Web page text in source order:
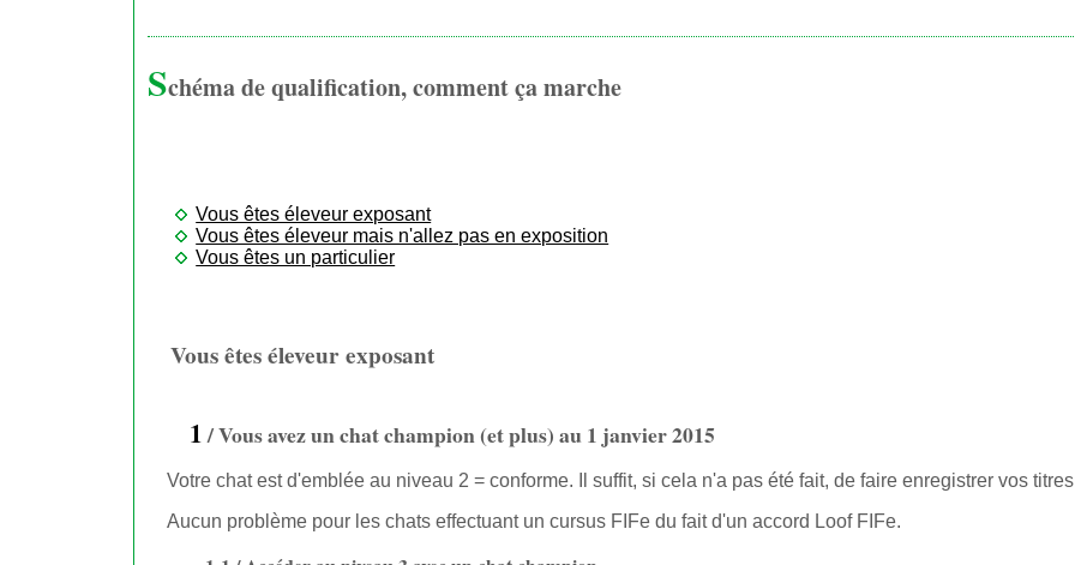
Schéma de qualification, comment ça marche
Vous êtes éleveur exposant
Vous êtes éleveur mais n'allez pas en exposition
Vous êtes un particulier
Vous êtes éleveur exposant
1/ Vous avez un chat champion (et plus) au 1 janvier 2015
Votre chat est d'emblée au niveau 2 = conforme. Il suffit, si cela n'a pas été fait, de faire enregistrer vos
Aucun problème pour les chats effectuant un cursus FIFe du fait d'un accord Loof FIFe.